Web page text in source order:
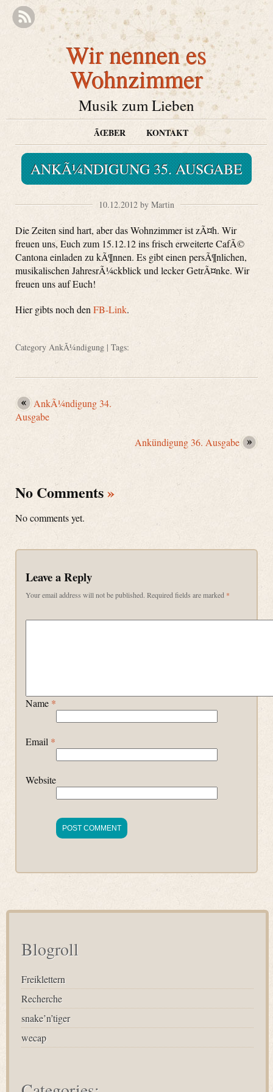
Wir nennen es
Wohnzimmer
Musik zum Lieben
ÃŒBER KONTAKT
ANKÃ¼NDIGUNG 35. AUSGABE
10.12.2012 by Martin
Die Zeiten sind hart, aber das Wohnzimmer ist zÃ¤h. Wir
freuen uns, Euch zum 15.12.12 ins frisch erweiterte CafÃ©
Cantona einladen zu kÃ¶nnen. Es gibt einen persÃ¶nlichen,
musikalischen JahresrÃ¼ckblick und lecker GetrÃ¤nke. Wir
freuen uns auf Euch!
Hier gibts noch den FB-Link.
Category AnkÃ¼ndigung | Tags:
AnkÃ¼ndigung 34.
Ausgabe
Ankündigung 36. Ausgabe
No Comments»
No comments yet.
Leave a Reply
Your email address will not be published. Required fields are marked *
Name *
Email *
Website
Blogroll
Freiklettern
Recherche
snake’n’tiger
wecap